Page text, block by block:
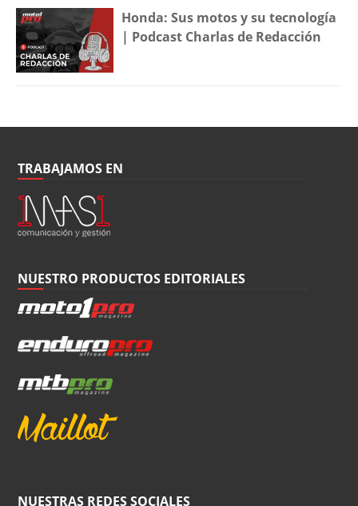
Honda: Sus motos y su tecnología
| Podcast Charlas de Redacción
TRABAJAMOS EN
NUESTRO PRODUCTOS EDITORIALES
NUESTRAS REDES SOCIALES